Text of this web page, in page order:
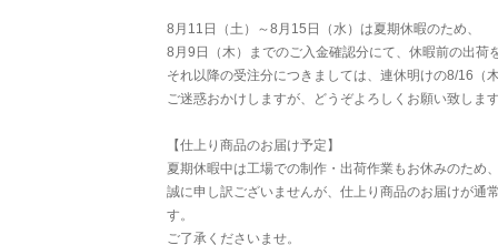
8月11日（土）～8月15日（水）は夏期休暇のため、
8月9日（木）までのご入金確認分にて、休暇前の出荷
それ以降の受注分につきましては、連休明けの8/16（
ご迷惑おかけしますが、どうぞよろしくお願い致しま
【仕上り商品のお届け予定】
夏期休暇中は工場での制作・出荷作業もお休みのため
誠に申し訳ございませんが、仕上り商品のお届けが通
す。
ご了承くださいませ。